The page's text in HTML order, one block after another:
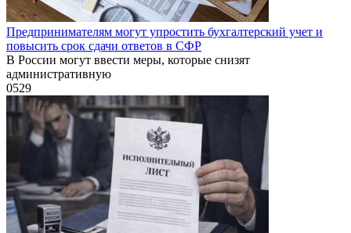
Предпринимателям могут упростить бухгалтерский учет и
повысить срок сдачи ответов в СФР
В России могут ввести меры, которые снизят
административную
0529